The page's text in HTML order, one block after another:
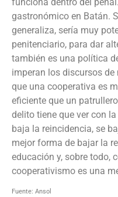
funciona dentro del
gastronómico en Batán.
generaliza, sería muy
penitenciario, para dar
también es una política
imperan los discursos
que una cooperativa es
eficiente que un
delito tiene que ver con
baja la reincidencia, se
mejor forma de bajar la
educación y, sobre todo,
cooperativismo es una
Fuente: Ansol